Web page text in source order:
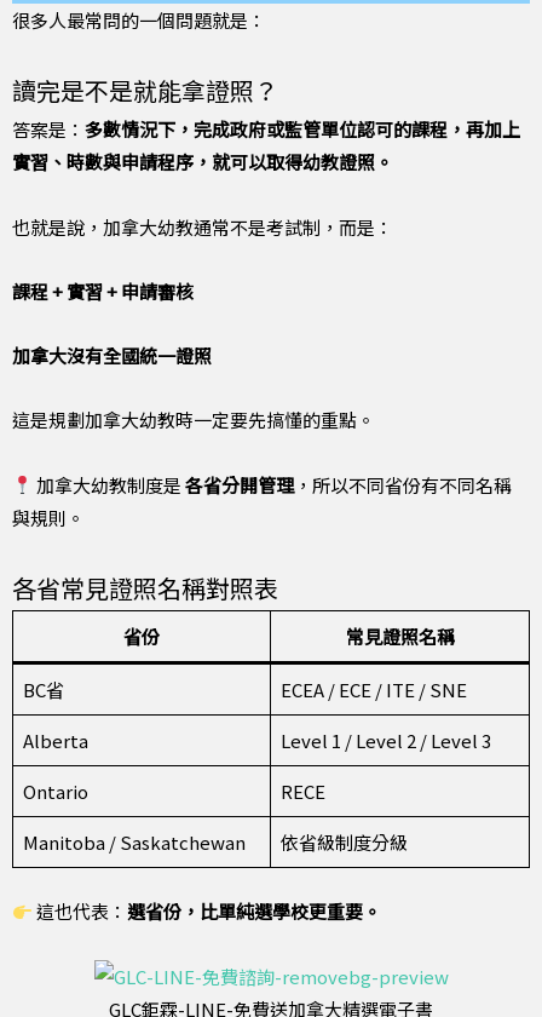
很多人最常問的一個問題就是：
讀完是不是就能拿證照？
答案是： 多數情況下，完成政府或監管單位認可的課程，再加上
實習、時數與申請程序，就可以取得幼教證照。
也就是說，加拿大幼教通常不是考試制，而是：
課程 + 實習 + 申請審核
加拿大沒有全國統一證照
這是規劃加拿大幼教時一定要先搞懂的重點。
加拿大幼教制度是各省分開管理，所以不同省份有不同名稱
與規則。
各省常見證照名稱對照表
省份 常見證照名稱
BC省
ECEA / ECE / ITE / SNE
Alberta
Level 1 / Level 2 / Level 3
Ontario
RECE
Manitoba / Saskatchewan
依省級制度分級
這也代表： 選省份，比單純選學校更重要。
GLC鉅霖-LINE-免費送加拿大精選電子書